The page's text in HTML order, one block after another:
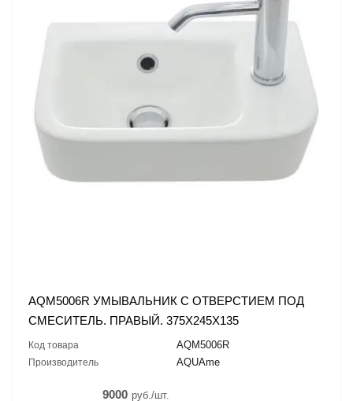
AQM5006R УМЫВАЛЬНИК С ОТВЕРСТИЕМ ПОД
СМЕСИТЕЛЬ. ПРАВЫЙ. 375Х245Х135
Код товара AQM5006R
Производитель AQUAme
9000 руб./шт.